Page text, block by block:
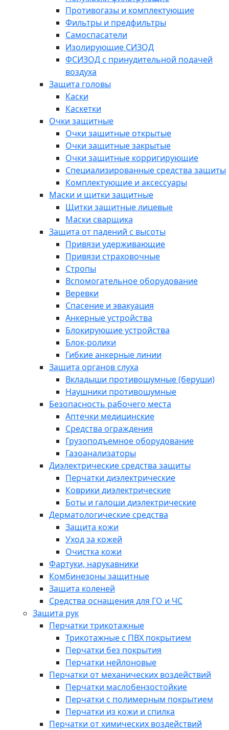
Противогазы и комплектующие
Фильтры и предфильтры
Самоспасатели
Изолирующие СИЗОД
ФСИЗОД с принудительной подачей
воздуха
Защита головы
Каски
Каскетки
Очки защитные
Очки защитные открытые
Очки защитные закрытые
Очки защитные корригирующие
Специализированные средства защиты
Комплектующие и аксессуары
Маски и щитки защитные
Щитки защитные лицевые
Маски сварщика
Защита от падений с высоты
Привязи удерживающие
Привязи страховочные
Стропы
Вспомогательное оборудование
Веревки
Спасение и эвакуация
Анкерные устройства
Блокирующие устройства
Блок-ролики
Гибкие анкерные линии
Защита органов слуха
Вкладыши противошумные (беруши)
Наушники противошумные
Безопасность рабочего места
Аптечки медицинские
Средства ограждения
Грузоподъемное оборудование
Газоанализаторы
Диэлектрические средства защиты
Перчатки диэлектрические
Коврики диэлектрические
Боты и галоши диэлектрические
Дерматологические средства
Защита кожи
Уход за кожей
Очистка кожи
Фартуки, нарукавники
Комбинезоны защитные
Защита коленей
Средства оснащения для ГО и ЧС
Защита рук
Перчатки трикотажные
Трикотажные с ПВХ покрытием
Перчатки без покрытия
Перчатки нейлоновые
Перчатки от механических воздействий
Перчатки маслобензостойкие
Перчатки с полимерным покрытием
Перчатки из кожи и спилка
Перчатки от химических воздействий